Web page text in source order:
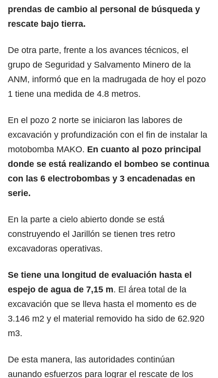
prendas de cambio al personal de búsqueda y
rescate bajo tierra.
De otra parte, frente a los avances técnicos, el
grupo de Seguridad y Salvamento Minero de la
ANM, informó que en la madrugada de hoy el pozo
1 tiene una medida de 4.8 metros.
En el pozo 2 norte se iniciaron las labores de
excavación y profundización con el fin de instalar la
motobomba MAKO. En cuanto al pozo principal
donde se está realizando el bombeo se continua
con las 6 electrobombas y 3 encadenadas en
serie.
En la parte a cielo abierto donde se está
construyendo el Jarillón se tienen tres retro
excavadoras operativas.
Se tiene una longitud de evaluación hasta el
espejo de agua de 7,15 m. El área total de la
excavación que se lleva hasta el momento es de
3.146 m2 y el material removido ha sido de 62.920
m3.
De esta manera, las autoridades continúan
aunando esfuerzos para lograr el rescate de los